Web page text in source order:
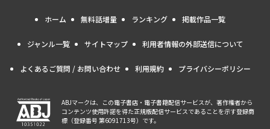
ホーム 無料話増量 ランキング 掲載作品一覧
ジャンル一覧 サイトマップ 利用者情報の外部送信について
よくあるご質問 / お問い合わせ 利用規約 プライバシーポリシー
ABJマークは、この電子書店・電子書籍配信サービスが、著作権者から
コンテンツ使用許諾を得た正規版配信サービスであることを示す登録商
標（登録番号 第6091713号）です。